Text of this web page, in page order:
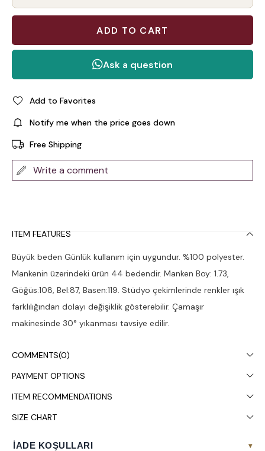
Add to Favorites
Notify me when the price goes down
Free Shipping
Write a comment
ITEM FEATURES
Büyük beden Günlük kullanım için uygundur. %100 polyester.
Mankenin üzerindeki ürün 44 bedendir. Manken Boy: 1.73,
Göğüs:108, Bel:87, Basen:119. Stüdyo çekimlerinde renkler ışık
farklılığından dolayı değişiklik gösterebilir. Çamaşır
makinesinde 30° yıkanması tavsiye edilir.
COMMENTS(0)
PAYMENT OPTIONS
ITEM RECOMMENDATIONS
SIZE CHART
İADE KOŞULLARI ▾